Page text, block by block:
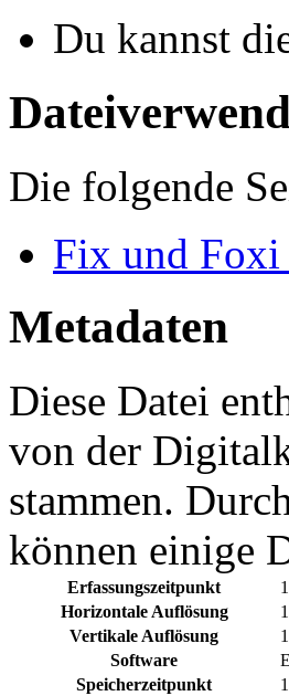
Du kannst
Die folgende
Fix und Foxi
Metadaten
Diese Datei
von der
stammen.
können einige
Erfassungszeitpunkt
Horizontale Auflösung
Vertikale Auflösung
Software
Speicherzeitpunkt